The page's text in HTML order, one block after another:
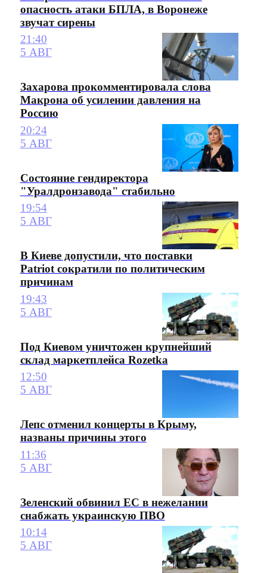
опасность атаки БПЛА, в Воронеже
звучат сирены
21:40
5 АВГ
Захарова прокомментировала слова
Макрона об усилении давления на
Россию
20:24
5 АВГ
Состояние гендиректора
"Уралдронзавода" стабильно
19:54
5 АВГ
В Киеве допустили, что поставки
Patriot сократили по политическим
причинам
19:43
5 АВГ
Под Киевом уничтожен крупнейший
склад маркетплейса Rozetka
12:50
5 АВГ
Лепс отменил концерты в Крыму,
названы причины этого
11:36
5 АВГ
Зеленский обвинил ЕС в нежелании
снабжать украинскую ПВО
10:14
5 АВГ